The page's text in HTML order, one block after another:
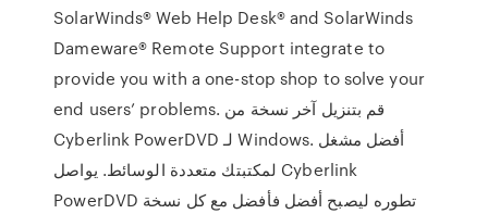
SolarWinds® Web Help Desk® and SolarWinds
Dameware® Remote Support integrate to
provide you with a one-stop shop to solve your
end users’ problems. قم بتنزيل آخر نسخة من
Cyberlink PowerDVD لـ Windows. أفضل مشغل
لمكتبتك متعددة الوسائط. يواصل Cyberlink
PowerDVD تطوره ليصبح أفضل فأفضل مع كل نسخة